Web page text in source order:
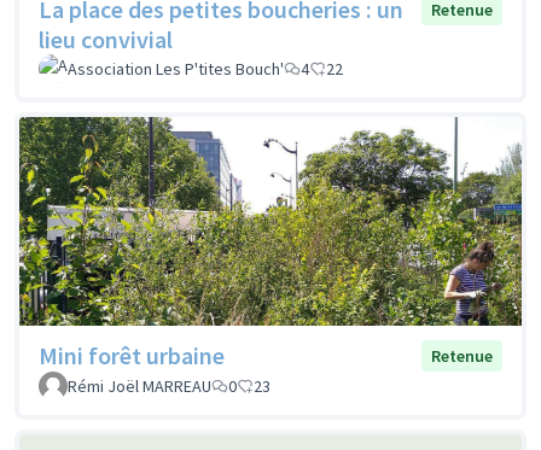
La place des petites boucheries : un
lieu convivial
Retenue
Association Les P'tites Bouch' 4 22
Mini forêt urbaine
Retenue
Rémi Joël MARREAU
0 23